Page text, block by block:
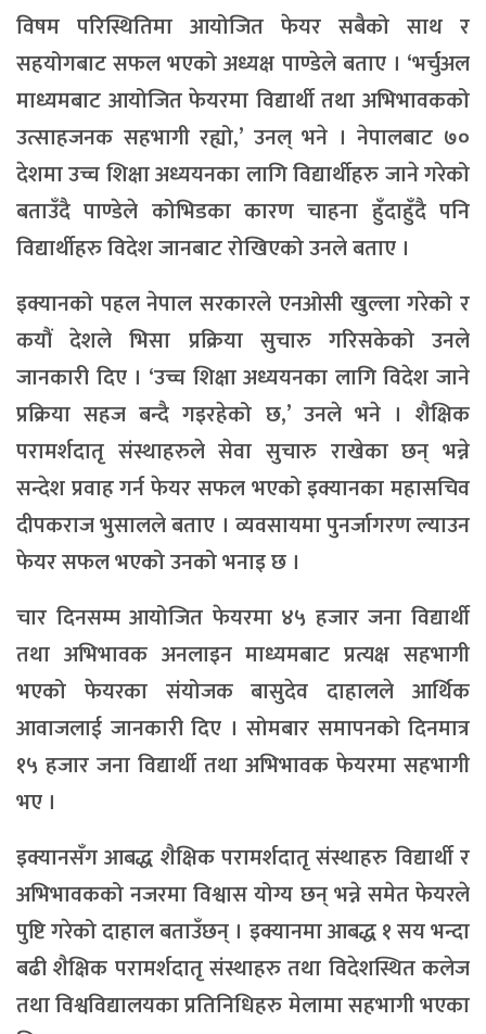
विषम परिस्थितिमा आयोजित फेयर सबैको साथ र
सहयोगबाट सफल भएको अध्यक्ष पाण्डेले बताए । ‘भर्चुअल
माध्यमबाट आयोजित फेयरमा विद्यार्थी तथा अभिभावकको
उत्साहजनक सहभागी रह्यो,’ उनल् भने । नेपालबाट ७०
देशमा उच्च शिक्षा अध्ययनका लागि विद्यार्थीहरु जाने गरेको
बताउँदै पाण्डेले कोभिडका कारण चाहना हुँदाहुँदै पनि
विद्यार्थीहरु विदेश जानबाट रोखिएको उनले बताए ।
इक्यानको पहल नेपाल सरकारले एनओसी खुल्ला गरेको र
कयौं देशले भिसा प्रक्रिया सुचारु गरिसकेको उनले
जानकारी दिए । ‘उच्च शिक्षा अध्ययनका लागि विदेश जाने
प्रक्रिया सहज बन्दै गइरहेको छ,’ उनले भने । शैक्षिक
परामर्शदातृ संस्थाहरुले सेवा सुचारु राखेका छन् भन्ने
सन्देश प्रवाह गर्न फेयर सफल भएको इक्यानका महासचिव
दीपकराज भुसालले बताए । व्यवसायमा पुनर्जागरण ल्याउन
फेयर सफल भएको उनको भनाइ छ ।
चार दिनसम्म आयोजित फेयरमा ४५ हजार जना विद्यार्थी
तथा अभिभावक अनलाइन माध्यमबाट प्रत्यक्ष सहभागी
भएको फेयरका संयोजक बासुदेव दाहालले आर्थिक
आवाजलाई जानकारी दिए । सोमबार समापनको दिनमात्र
१५ हजार जना विद्यार्थी तथा अभिभावक फेयरमा सहभागी
भए ।
इक्यानसँग आबद्ध शैक्षिक परामर्शदातृ संस्थाहरु विद्यार्थी र
अभिभावकको नजरमा विश्वास योग्य छन् भन्ने समेत फेयरले
पुष्टि गरेको दाहाल बताउँछन् । इक्यानमा आबद्ध १ सय भन्दा
बढी शैक्षिक परामर्शदातृ संस्थाहरु तथा विदेशस्थित कलेज
तथा विश्वविद्यालयका प्रतिनिधिहरु मेलामा सहभागी भएका